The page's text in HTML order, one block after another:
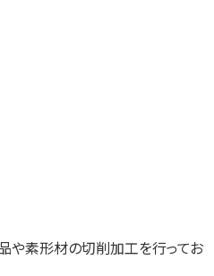
や素形材の切削加工を行ってお